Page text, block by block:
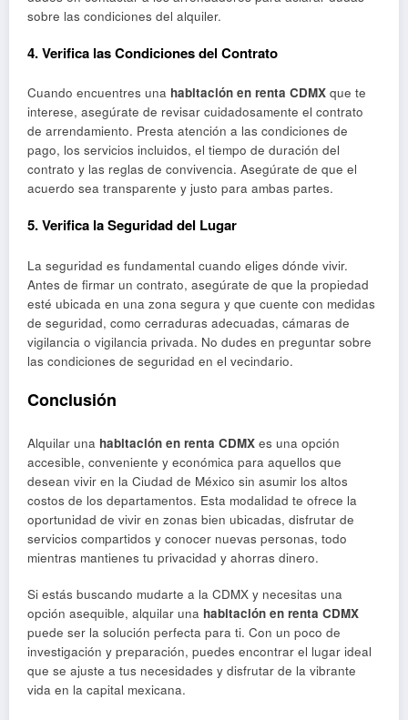
sobre las condiciones del alquiler.
4.Verifica las Condiciones del Contrato
Cuando encuentres una habitación en renta CDMX que te
interese, asegúrate de revisar cuidadosamente el contrato
de arrendamiento. Presta atención a las condiciones de
pago, los servicios incluidos, el tiempo de duración del
contrato y las reglas de convivencia. Asegúrate de que el
acuerdo sea transparente y justo para ambas partes.
5.Verifica la Seguridad del Lugar
La seguridad es fundamental cuando eliges dónde vivir.
Antes de firmar un contrato, asegúrate de que la propiedad
esté ubicada en una zona segura y que cuente con medidas
de seguridad, como cerraduras adecuadas, cámaras de
vigilancia o vigilancia privada. No dudes en preguntar sobre
las condiciones de seguridad en el vecindario.
Conclusión
Alquilar una habitación en renta CDMX es una opción
accesible, conveniente y económica para aquellos que
desean vivir en la Ciudad de México sin asumir los altos
costos de los departamentos. Esta modalidad te ofrece la
oportunidad de vivir en zonas bien ubicadas, disfrutar de
servicios compartidos y conocer nuevas personas, todo
mientras mantienes tu privacidad y ahorras dinero.
Si estás buscando mudarte a la CDMX y necesitas una
opción asequible, alquilar una habitación en renta CDMX
puede ser la solución perfecta para ti. Con un poco de
investigación y preparación, puedes encontrar el lugar ideal
que se ajuste a tus necesidades y disfrutar de la vibrante
vida en la capital mexicana.